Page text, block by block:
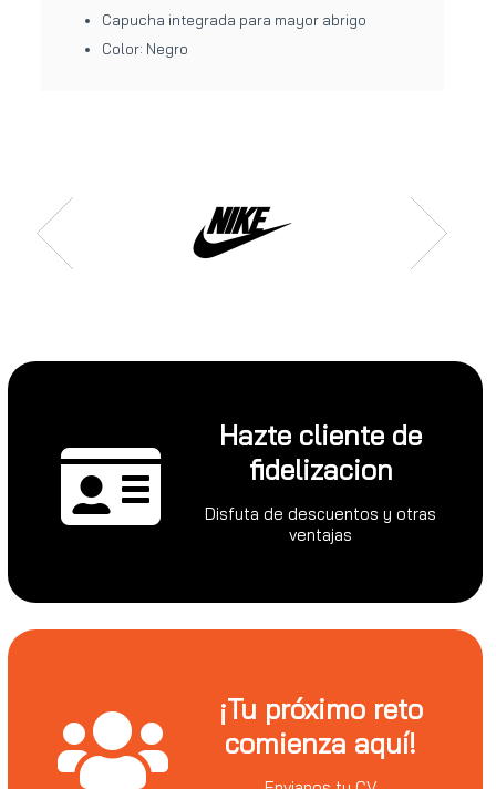
Capucha integrada para mayor abrigo
Color: Negro
Hazte cliente de
fidelizacion
Disfuta de descuentos y otras
ventajas
¡Tu próximo reto
comienza aquí!